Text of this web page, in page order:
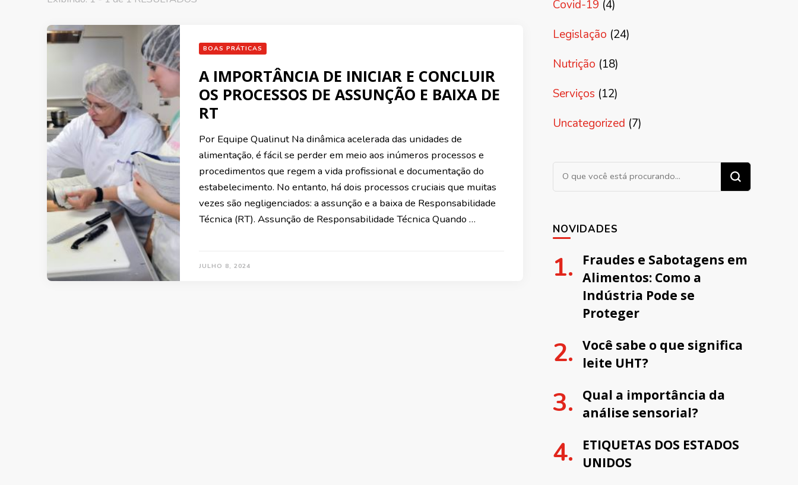
BOAS PRÁTICAS
A IMPORTÂNCIA DE INICIAR E CONCLUIR
OS PROCESSOS DE ASSUNÇÃO E BAIXA DE
RT
Por Equipe Qualinut Na dinâmica acelerada das unidades de
alimentação, é fácil se perder em meio aos inúmeros processos e
procedimentos que regem a vida profissional e documentação do
estabelecimento. No entanto, há dois processos cruciais que muitas
vezes são negligenciados: a assunção e a baixa de Responsabilidade
Técnica (RT). Assunção de Responsabilidade Técnica Quando …
JULHO 8, 2024
Covid-19 (4)
Legislação (24)
Nutrição (18)
Serviços (12)
Uncategorized (7)
Procurando algo?
NOVIDADES
Fraudes e Sabotagens em
Alimentos: Como a
Indústria Pode se
Proteger
Você sabe o que significa
leite UHT?
Qual a importância da
análise sensorial?
ETIQUETAS DOS ESTADOS
UNIDOS